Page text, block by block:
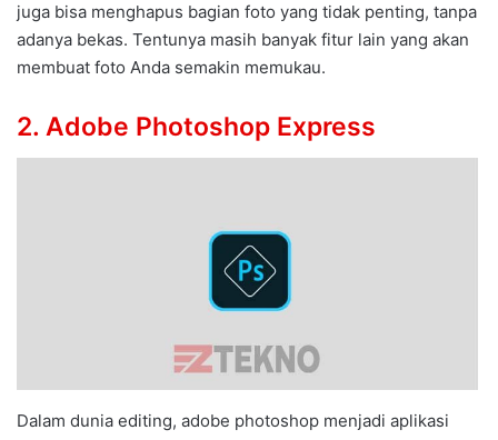
juga bisa menghapus bagian foto yang tidak penting, tanpa
adanya bekas. Tentunya masih banyak fitur lain yang akan
membuat foto Anda semakin memukau.
2. Adobe Photoshop Express
Dalam dunia editing, adobe photoshop menjadi aplikasi